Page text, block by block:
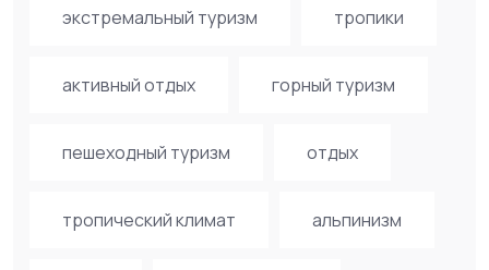
экстремальный туризм тропики
активный отдых горный туризм
пешеходный туризм отдых
тропический климат альпинизм